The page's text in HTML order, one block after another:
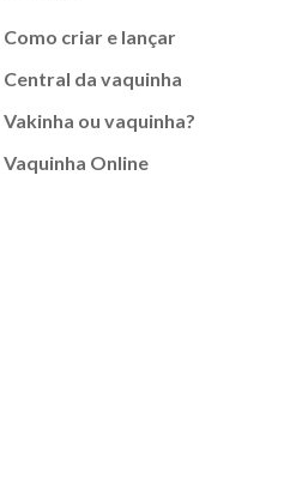
Como criar e lançar
Central da vaquinha
Vakinha ou vaquinha?
Vaquinha Online